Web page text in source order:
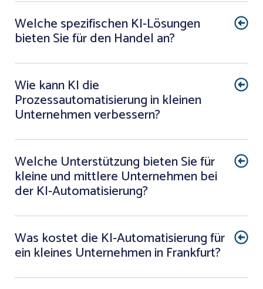
Welche spezifischen KI-Lösungen
bieten Sie für den Handel an?
Wie kann KI die
Prozessautomatisierung in kleinen
Unternehmen verbessern?
Welche Unterstützung bieten Sie für
kleine und mittlere Unternehmen bei
der KI-Automatisierung?
Was kostet die KI-Automatisierung für
ein kleines Unternehmen in Frankfurt?